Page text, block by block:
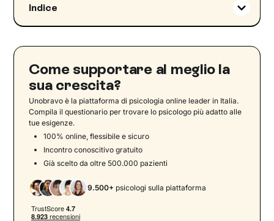
Indice
Il bambino
I genitori
‍Comportamenti e sentimenti più comuni
Le reazioni dei bambini
Gli educatori
‍Ambientamento e comunicazione
Cosa possiamo fare?
Metodi di inserimento all’asilo nido:
tradizionale e svedese a confronto
Segnali di prontezza e strategie per
preparare il bambino all’inserimento
Il ruolo dell’attaccamento sicuro
Come supportare al meglio la
sua crescita?
Unobravo è la piattaforma di psicologia online leader in Italia.
Compila il questionario per trovare lo psicologo più adatto alle
tue esigenze.
100% online, flessibile e sicuro
Incontro conoscitivo gratuito
Già scelto da oltre 500.000 pazienti
9.500+ psicologi sulla piattaforma